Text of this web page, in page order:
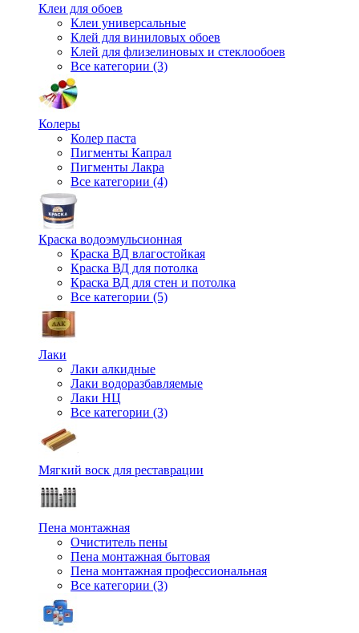
Клеи для обоев
Клеи универсальные
Клей для виниловых обоев
Клей для флизелиновых и стеклообоев
Все категории (3)
Колеры
Колер паста
Пигменты Капрал
Пигменты Лакра
Все категории (4)
Краска водоэмульсионная
Краска ВД влагостойкая
Краска ВД для потолка
Краска ВД для стен и потолка
Все категории (5)
Лаки
Лаки алкидные
Лаки водоразбавляемые
Лаки НЦ
Все категории (3)
Мягкий воск для реставрации
Пена монтажная
Очиститель пены
Пена монтажная бытовая
Пена монтажная профессиональная
Все категории (3)